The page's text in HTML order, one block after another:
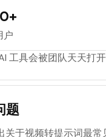
户
工具会被团队天天打
题
关于视频转提示词最常